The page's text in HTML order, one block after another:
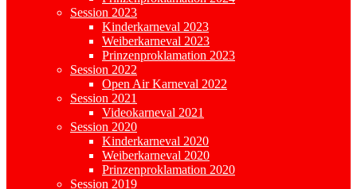
Session 2023
Kinderkarneval 2023
Weiberkarneval 2023
Prinzenproklamation 2023
Session 2022
Open Air Karneval 2022
Session 2021
Videokarneval 2021
Session 2020
Kinderkarneval 2020
Weiberkarneval 2020
Prinzenproklamation 2020
Session 2019